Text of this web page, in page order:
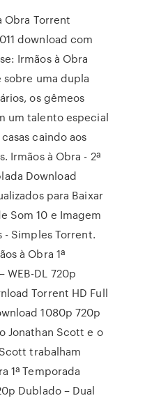
Obra Torrent
download com
Irmãos à Obra
uma dupla
os gêmeos
um talento especial
caindo aos
Irmãos à Obra - 2ª
Download
para Baixar
Som 10 e Imagem
- Simples Torrent.
à Obra 1ª
WEB-DL 720p
Torrent HD Full
1080p 720p
Jonathan Scott e o
trabalham
1ª Temporada
Dublado – Dual